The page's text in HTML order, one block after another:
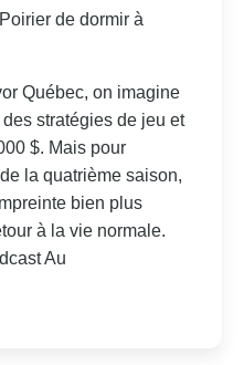
de dormir à
Québec, on imagine
stratégies de jeu et
$. Mais pour
la quatrième saison,
bien plus
à la vie normale.
Au